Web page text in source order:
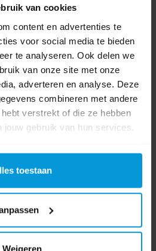
van cookies
content en advertenties te
voor social media te bieden
te analyseren. Ook delen we
van onze site met onze
adverteren en analyse. Deze
combineren met andere
verstrekt of die ze hebben
gebruik van hun services.
toestaan
Weigeren